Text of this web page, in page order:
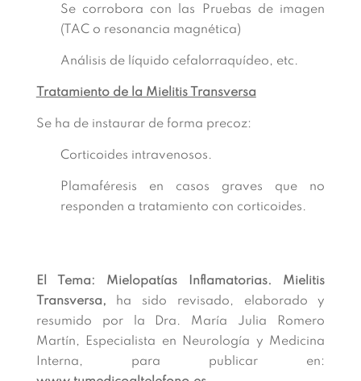
Se corrobora con las Pruebas de imagen
(TAC o resonancia magnética)
Análisis de líquido cefalorraquídeo, etc.
Tratamiento de la Mielitis Transversa
Se ha de instaurar de forma precoz:
Corticoides intravenosos.
Plamaféresis en casos graves que no
responden a tratamiento con corticoides.
El Tema: Mielopatías Inflamatorias. Mielitis
Transversa, ha sido revisado, elaborado y
resumido por la Dra. María Julia Romero
Martín, Especialista en Neurología y Medicina
Interna, para publicar en: